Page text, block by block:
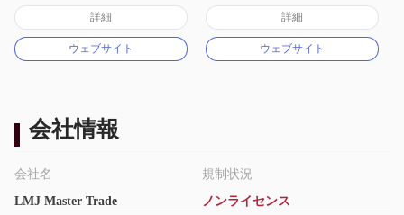
オーストラリア規制
マーケットメイキングライセンス（MM）
cTrader
詳細
ウェブサイト
イギリス規制
マーケットメイキングライセンス（MM）
MT4フルライセンス
詳細
ウェブサイト
会社情報
会社名
LMJ Master Trade
規制状況
ノンライセンス